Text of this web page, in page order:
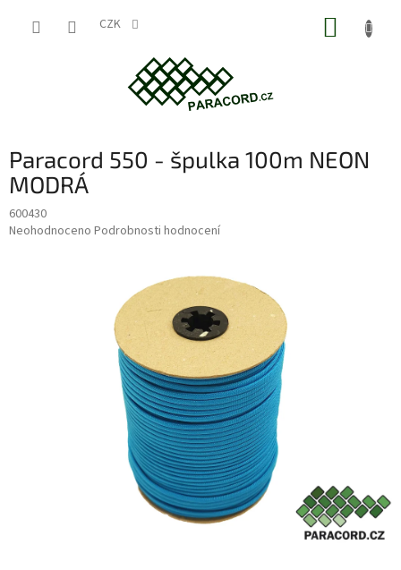
CZK
Paracord 550 - špulka 100m NEON
MODRÁ
600430
Průměrné
Neohodnoceno Podrobnosti hodnocení